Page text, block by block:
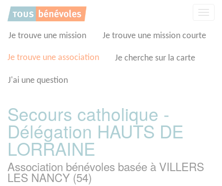
Je trouve une mission Je trouve une mission courte
Je trouve une association Je cherche sur la carte
J'ai une question
Secours catholique -
Délégation HAUTS DE
LORRAINE
Association bénévoles basée à VILLERS
LES NANCY (54)
Panneau de gestion des cookies